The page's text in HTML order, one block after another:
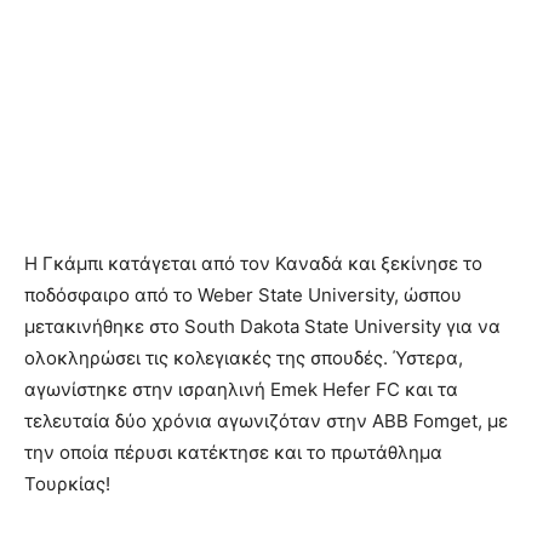
Η Γκάμπι κατάγεται από τον Καναδά και ξεκίνησε το
ποδόσφαιρο από το Weber State University, ώσπου
μετακινήθηκε στο South Dakota State University για να
ολοκληρώσει τις κολεγιακές της σπουδές. Ύστερα,
αγωνίστηκε στην ισραηλινή Emek Hefer FC και τα
τελευταία δύο χρόνια αγωνιζόταν στην ABB Fomget, με
την οποία πέρυσι κατέκτησε και το πρωτάθλημα
Τουρκίας!